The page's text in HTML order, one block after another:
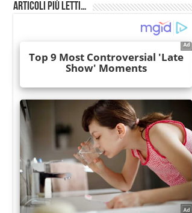
Articoli più Letti…